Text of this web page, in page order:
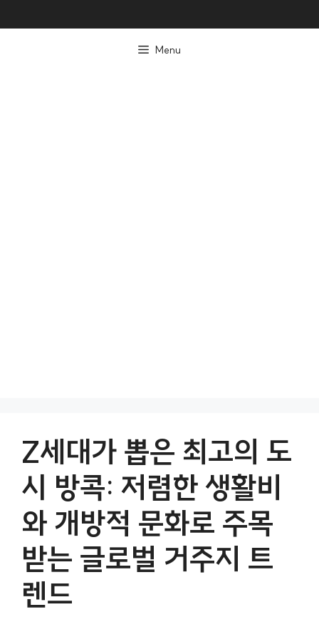
Menu
Z세대가 뽑은 최고의 도
시 방콕: 저렴한 생활비
와 개방적 문화로 주목
받는 글로벌 거주지 트
렌드